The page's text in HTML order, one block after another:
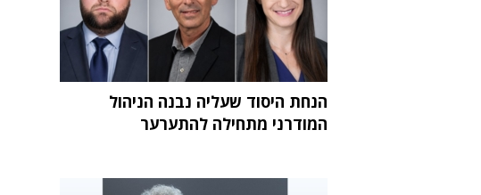
הנחת היסוד שעליה נבנה הניהול
המודרני מתחילה להתערער